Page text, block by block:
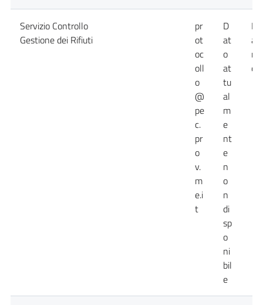
Servizio Controllo
Gestione dei Rifiuti
pr
ot
oc
oll
o
@
pe
c.
pr
o
v.
m
e.i
t
D
at
o
at
tu
al
m
e
nt
e
n
o
n
di
sp
o
ni
bil
e